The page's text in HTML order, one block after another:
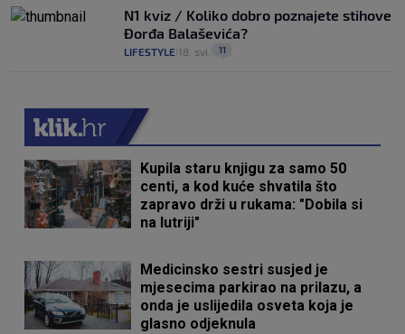
N1 kviz / Koliko dobro poznajete stihove
Đorđa Balaševića?
LIFESTYLE 18. svi. 11
Kupila staru knjigu za samo 50
centi, a kod kuće shvatila što
zapravo drži u rukama: "Dobila si
na lutriji"
Medicinsko sestri susjed je
mjesecima parkirao na prilazu, a
onda je uslijedila osveta koja je
glasno odjeknula